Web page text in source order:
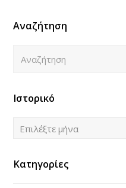
Αναζήτηση
Ιστορικό
Ιστορικό
Επιλέξτε μήνα
Κατηγορίες